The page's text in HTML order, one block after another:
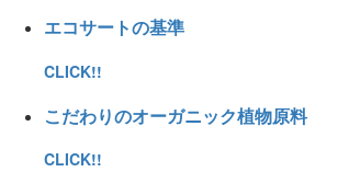
エコサートの基準
CLICK!!
こだわりのオーガニック植物原料
CLICK!!